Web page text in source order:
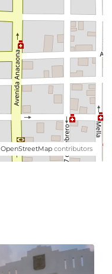
OpenStreetMap contributors